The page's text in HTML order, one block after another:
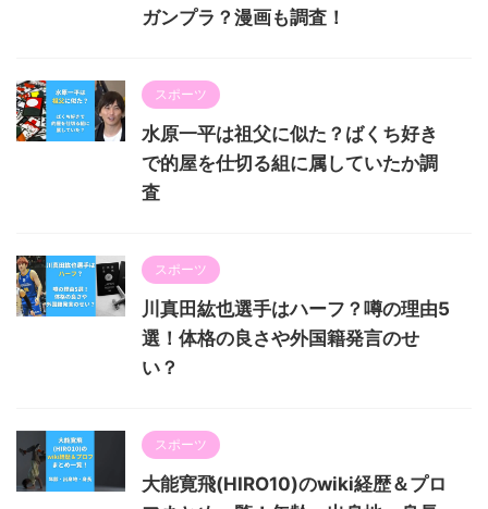
ガンプラ？漫画も調査！
スポーツ
水原一平は祖父に似た？ばくち好き
で的屋を仕切る組に属していたか調
査
スポーツ
川真田紘也選手はハーフ？噂の理由5
選！体格の良さや外国籍発言のせ
い？
スポーツ
大能寛飛(HIRO10)のwiki経歴＆プロ